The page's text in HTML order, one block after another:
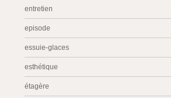
entretien
episode
essuie-glaces
esthétique
étagère